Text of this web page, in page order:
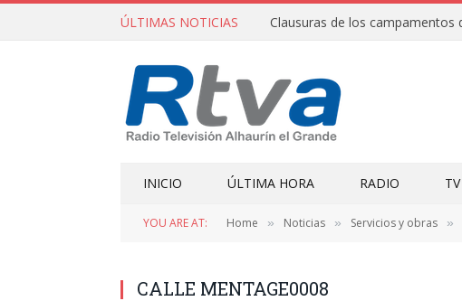
ÚLTIMAS NOTICIAS
INICIO ÚLTIMA HORA RADIO TV
YOU ARE AT: Home » Noticias » Servicios y obras »
CALLE MENTAGE0008